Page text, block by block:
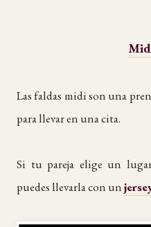
Las faldas midi son una
para llevar en una cita.
Si tu pareja elige un
puedes llevarla con un